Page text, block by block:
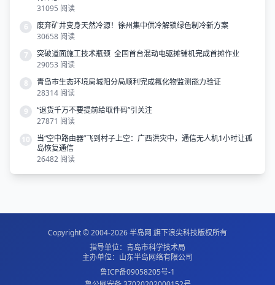
31095 阅读
6
废弃矿井变身天然冷源！徐州集中供冷解锁绿色制冷新方案
30658 阅读
7
突破道面施工技术瓶颈 全国首台混动电驱摊铺机完成首摊作业
29053 阅读
8
青岛市生态环境局城阳分局顺利完成氟化物监测能力验证
28314 阅读
9
“退货千万不要提前给取件码”引关注
27871 阅读
10
当“空中路由器”飞到村子上空：广西洪灾中，通信无人机1小时让孤
岛恢复通信
26482 阅读
Copyright © 2004-2026半岛网 旗下浪尖科技版权所有
指导单位：青岛市科学技术局
主办单位：山东半岛网络有限公司
鲁ICP备09058205号-1